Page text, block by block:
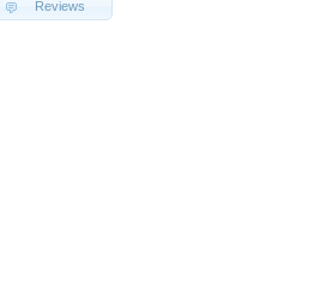
Reviews